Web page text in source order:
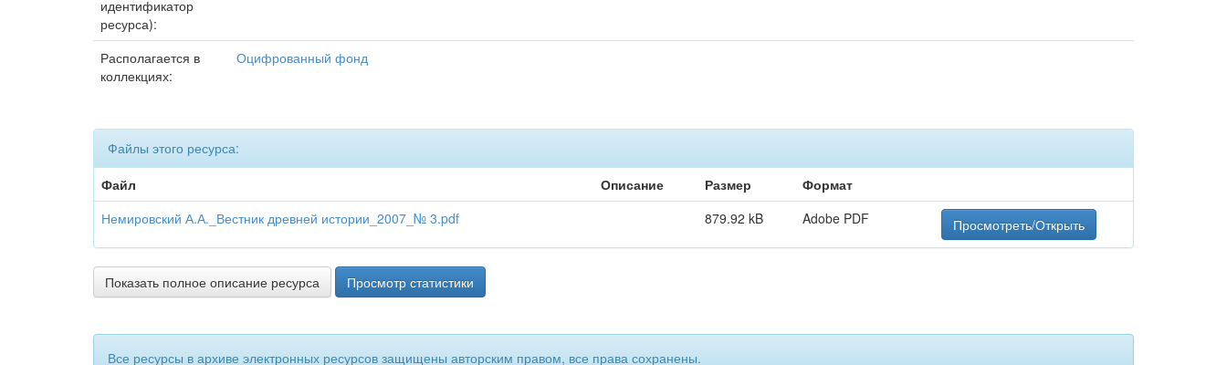
идентификатор
ресурса):
Располагается в
коллекциях:
Оцифрованный фонд
Файлы этого ресурса:
Файл
Описание Размер
Формат
Немировский А.А._Вестник древней истории_2007_№ 3.pdf
879.92 kB Adobe PDF Просмотреть/Открыть
Показать полное описание ресурса Просмотр статистики
Все ресурсы в архиве электронных ресурсов защищены авторским правом, все права сохранены.